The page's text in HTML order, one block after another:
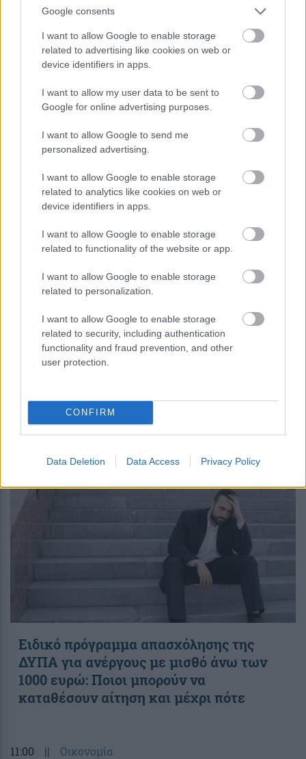
Google consents
I want to allow Google to enable storage
related to advertising like cookies on web or
device identifiers in apps.
I want to allow my user data to be sent to
Google for online advertising purposes.
I want to allow Google to send me
personalized advertising.
I want to allow Google to enable storage
related to analytics like cookies on web or
device identifiers in apps.
I want to allow Google to enable storage
related to functionality of the website or app.
I want to allow Google to enable storage
related to personalization.
I want to allow Google to enable storage
related to security, including authentication
functionality and fraud prevention, and other
user protection.
CONFIRM
Data Deletion Data Access Privacy Policy
λόγω ισχυρών δυνατοτήτων
κυβερνοασφάλειας
νανομέτρου τη συμπεριφορά 2D
υλικών
Ειδικό πρόγραμμα απασχόλησης της
ΔΥΠΑ για ανέργους με μισθό άνω των
1000 ευρώ: Ποιοι μπορούν να
καταθέσουν αίτηση και μέχρι πότε
11:00 || Οικονομία